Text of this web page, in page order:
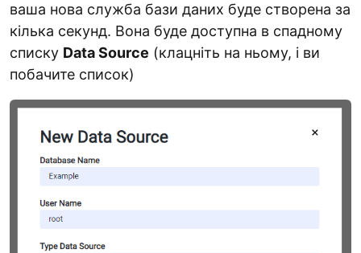
ваша нова служба бази даних буде створена за
кілька секунд. Вона буде доступна в спадному
списку Data Source (клацніть на ньому, і ви
побачите список)